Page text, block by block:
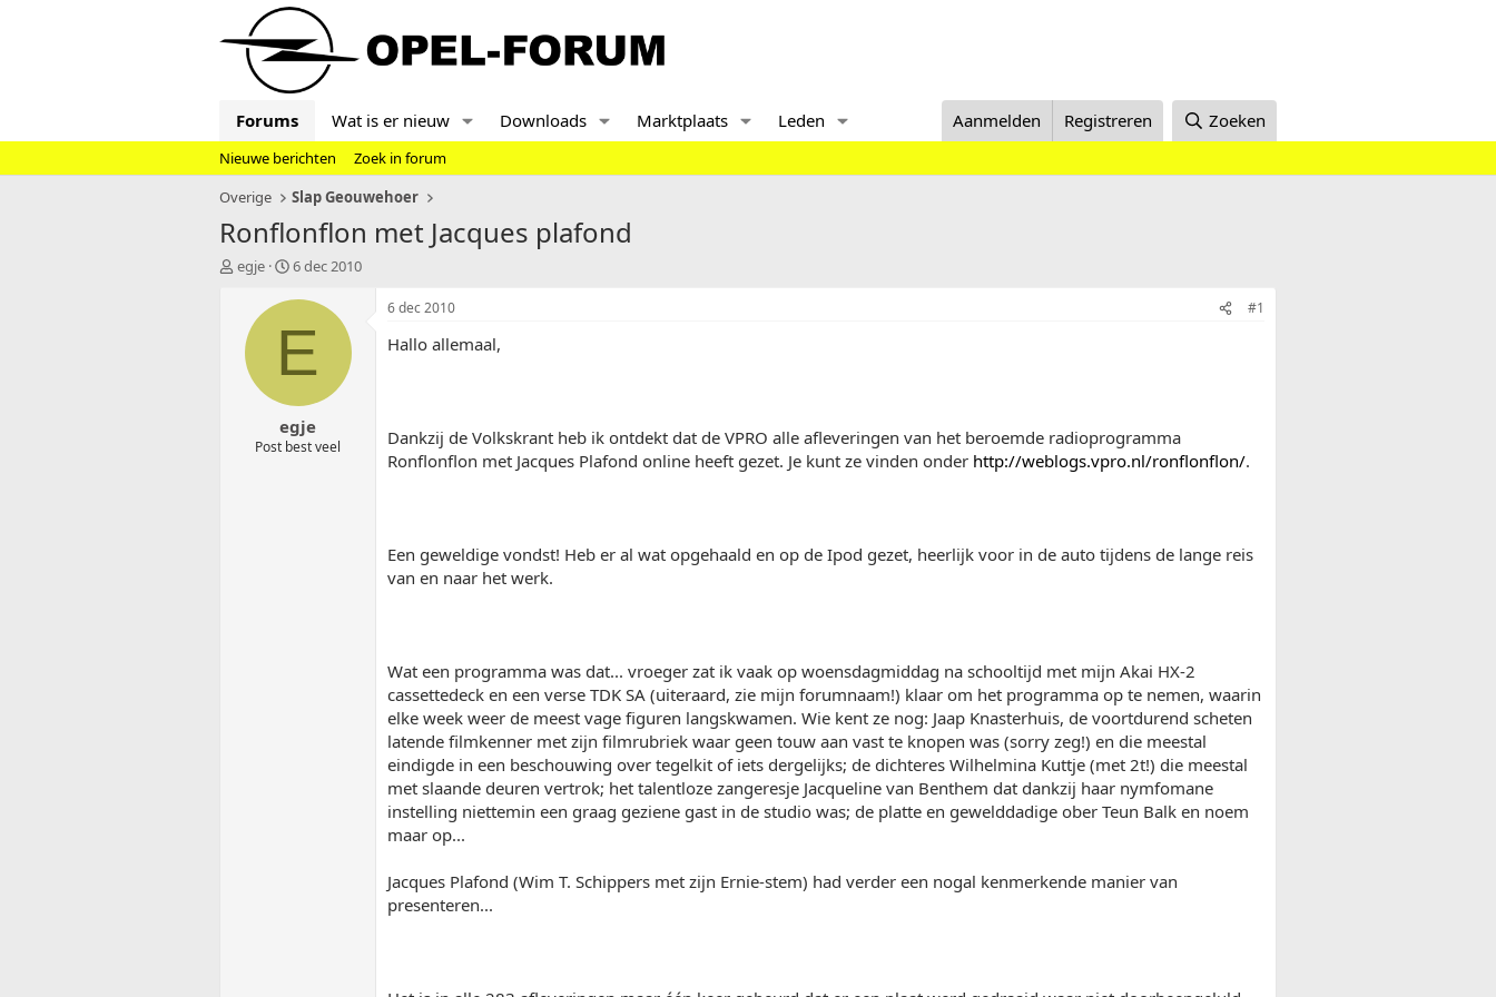
Forums Wat is er nieuw Downloads Marktplaats Leden Aanmelden Registreren Zoeken
Nieuwe berichten
Zoek in forum
Overige
Slap Geouwehoer
Ronflonflon met Jacques plafond
T
egje
S
a
t
d
t
u
m
6 dec 2010
E
egje
Post best veel
6 dec 2010 #1
Hallo allemaal,
Dankzij de Volkskrant heb ik ontdekt dat de VPRO alle afleveringen van het beroemde radioprogramma
Ronflonflon met Jacques Plafond online heeft gezet. Je kunt ze vinden onder http://weblogs.vpro.nl/ronflonflon/.
Een geweldige vondst! Heb er al wat opgehaald en op de Ipod gezet, heerlijk voor in de auto tijdens de lange reis
van en naar het werk.
Wat een programma was dat... vroeger zat ik vaak op woensdagmiddag na schooltijd met mijn Akai HX-2
cassettedeck en een verse TDK SA (uiteraard, zie mijn forumnaam!) klaar om het programma op te nemen, waarin
elke week weer de meest vage figuren langskwamen. Wie kent ze nog: Jaap Knasterhuis, de voortdurend scheten
latende filmkenner met zijn filmrubriek waar geen touw aan vast te knopen was (sorry zeg!) en die meestal
eindigde in een beschouwing over tegelkit of iets dergelijks; de dichteres Wilhelmina Kuttje (met 2t!) die meestal
met slaande deuren vertrok; het talentloze zangeresje Jacqueline van Benthem dat dankzij haar nymfomane
instelling niettemin een graag geziene gast in de studio was; de platte en gewelddadige ober Teun Balk en noem
maar op...
Jacques Plafond (Wim T. Schippers met zijn Ernie-stem) had verder een nogal kenmerkende manier van
presenteren...